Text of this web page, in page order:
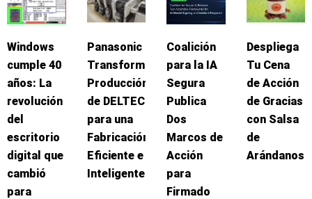
Windows
cumple 40
años: La
revolución
del
escritorio
digital que
cambió
para
Panasonic
Transforma
Producción
de DELTEC
para una
Fabricación
Eficiente e
Inteligente
Coalición
para la IA
Segura
Publica
Dos
Marcos de
Acción
para
Firmado
Despliega
Tu Cena
de Acción
de Gracias
con Salsa
de
Arándanos